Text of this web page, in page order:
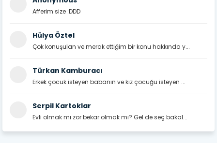
Afferim size :DDD
Hülya Öztel
Çok konuşulan ve merak ettiğim bir konu hakkında y...
Türkan Kamburacı
Erkek çocuk isteyen babanın ve kız çocuğu isteyen ...
Serpil Kartoklar
Evli olmak mı zor bekar olmak mı? Gel de seç bakal...